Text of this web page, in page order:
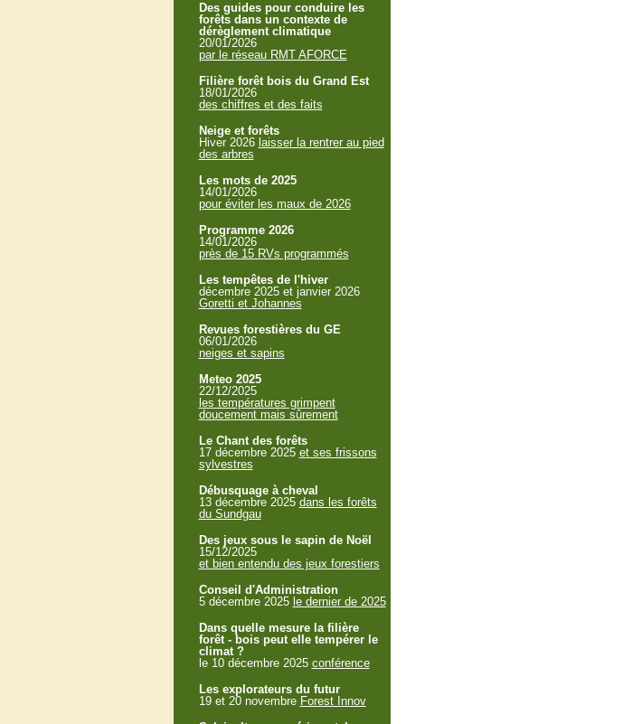
Des guides pour conduire les
forêts dans un contexte de
dérèglement climatique
20/01/2026
par le réseau RMT AFORCE
Filière forêt bois du Grand Est
18/01/2026
des chiffres et des faits
Neige et forêts
Hiver 2026 laisser la rentrer au pied
des arbres
Les mots de 2025
14/01/2026
pour éviter les maux de 2026
Programme 2026
14/01/2026
près de 15 RVs programmés
Les tempêtes de l'hiver
décembre 2025 et janvier 2026
Goretti et Johannes
Revues forestières du GE
06/01/2026
neiges et sapins
Meteo 2025
22/12/2025
les températures grimpent
doucement mais sûrement
Le Chant des forêts
17 décembre 2025 et ses frissons
sylvestres
Débusquage à cheval
13 décembre 2025 dans les forêts
du Sundgau
Des jeux sous le sapin de Noël
15/12/2025
et bien entendu des jeux forestiers
Conseil d'Administration
5 décembre 2025 le dernier de 2025
Dans quelle mesure la filière
forêt - bois peut elle tempérer le
climat ?
le 10 décembre 2025 conférence
Les explorateurs du futur
19 et 20 novembre Forest Innov